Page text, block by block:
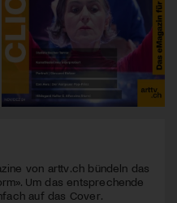
von arttv.ch bündeln das
Um das entsprechende
auf das Cover.